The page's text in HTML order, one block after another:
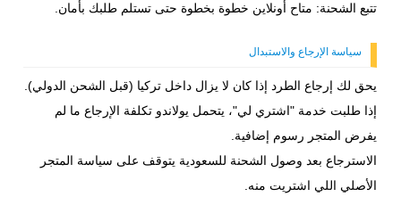
تتبع الشحنة: متاح أونلاين خطوة بخطوة حتى تستلم طلبك بأمان.
سياسة الإرجاع والاستبدال
يحق لك إرجاع الطرد إذا كان لا يزال داخل تركيا (قبل الشحن الدولي).
إذا طلبت خدمة "اشتري لي"، يتحمل يولاندو تكلفة الإرجاع ما لم
يفرض المتجر رسوم إضافية.
الاسترجاع بعد وصول الشحنة للسعودية يتوقف على سياسة المتجر
الأصلي اللي اشتريت منه.